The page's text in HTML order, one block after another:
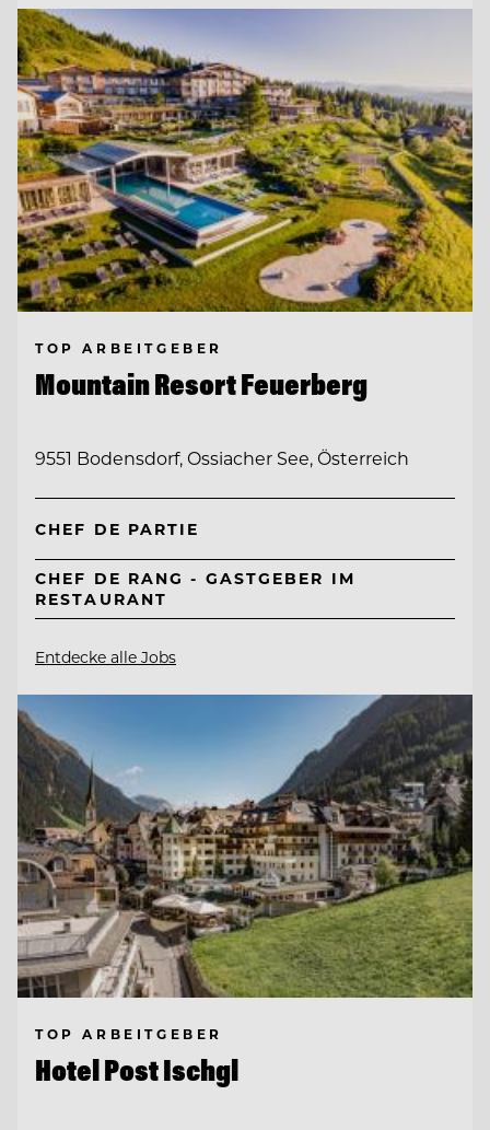
TOP ARBEITGEBER
Mountain Resort Feuerberg
9551 Bodensdorf, Ossiacher See, Österreich
CHEF DE PARTIE
CHEF DE RANG - GASTGEBER IM
RESTAURANT
Entdecke alle Jobs
TOP ARBEITGEBER
Hotel Post Ischgl